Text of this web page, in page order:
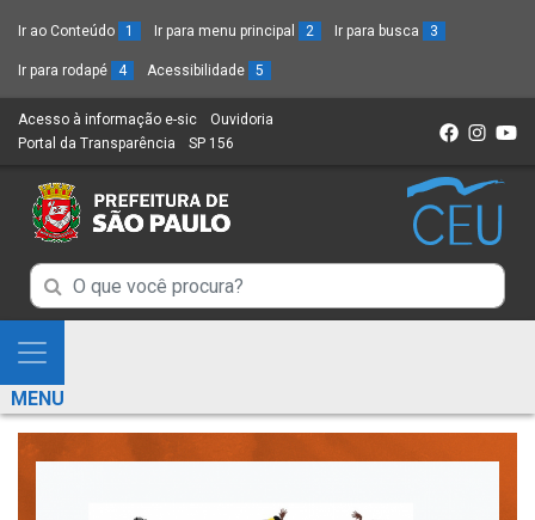
Ir ao Conteúdo 1 Ir para menu principal 2 Ir para busca 3
Ir para rodapé 4 Acessibilidade 5
Acesso à informação e-sic (Link
para
novo
sítio)
Ouvidoria
Portal da Transparência (Link
um
novo
SP 156
Campo
de
Busca
de
informações
Campo
de
de
informações
Mostra
e
Esconde
Menu
MENU